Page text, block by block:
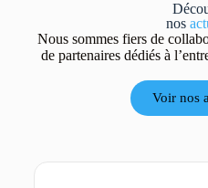
nos
Nous sommes fiers de
de partenaires dédiés à
Voir nos